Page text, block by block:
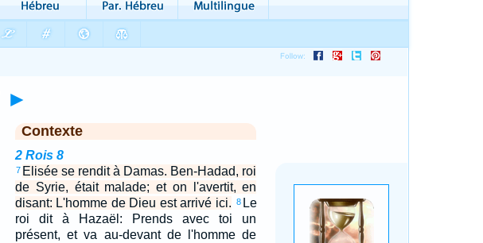
►
Contexte
2 Rois 8
7 Elisée se rendit à Damas. Ben-Hadad, roi
de Syrie, était malade; et on l'avertit, en
disant: L'homme de Dieu est arrivé ici. 8 Le
roi dit à Hazaël: Prends avec toi un
présent, et va au-devant de l'homme de